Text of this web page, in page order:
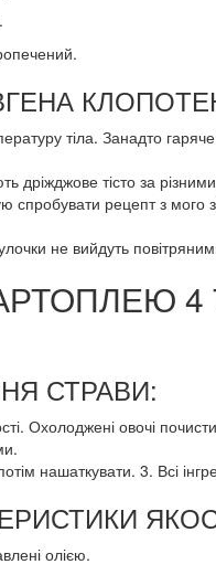
тіла. Занадто
дріжджове тісто за
рецепт з мого
не вийдуть
СТРАВИ:
Охолоджені овочі
нашаткувати. 3. Всі
олією.